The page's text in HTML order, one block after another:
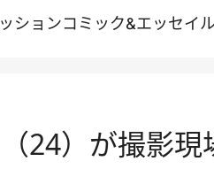
ションコミック&エッセイ
24）が撮影現